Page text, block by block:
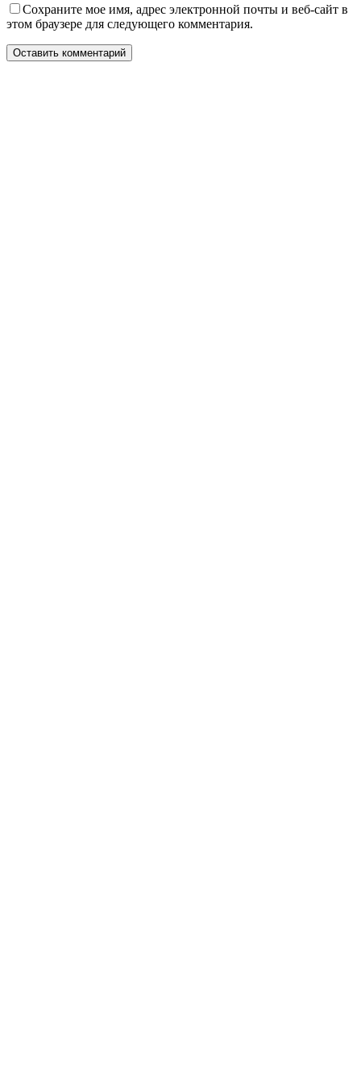
Сохраните мое имя, адрес электронной почты и веб-сайт в
этом браузере для следующего комментария.